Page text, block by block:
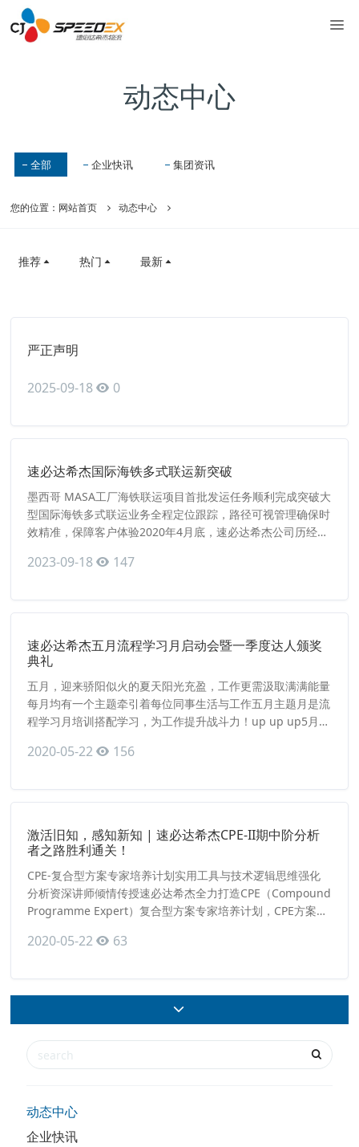
动态中心
全部 企业快讯 集团资讯
您的位置： 网站首页 动态中心
推荐 热门 最新
严正声明
2025-09-18 0
速必达希杰国际海铁多式联运新突破
墨西哥 MASA工厂海铁联运项目首批发运任务顺利完成突破大
型国际海铁多式联运业务全程定位跟踪，路径可视管理确保时
效精准，保障客户体验2020年4月底，速必达希杰公司历经数
谈判，直到最终成功中标，正式突破大型国际海铁多式联运业
5月3日开船， 5月18日到达美国LA港，从LA港接
2023-09-18 147
速必达希杰五月流程学习月启动会暨一季度达人颁奖
典礼
五月，迎来骄阳似火的夏天阳光充盈，工作更需汲取满满能量
每月均有一个主题牵引着每位同事生活与工作五月主题月是流
程学习月培训搭配学习，为工作提升战斗力！up up up5月
度达人颁奖典礼！双重仪式嗨爆全场一季度达人颁奖仪式公司
进、学先进”的良好氛围实现企业能力和经验的积累与
2020-05-22 156
激活旧知，感知新知 | 速必达希杰CPE-II期中阶分析
者之路胜利通关！
CPE-复合型方案专家培养计划实用工具与技术逻辑思维强化
分析资深讲师倾情传授速必达希杰全力打造CPE（Compound
Programme Expert）复合型方案专家培养计划，CPE方案专
量、高严格的系统性方案人才培养体系，从初阶、中阶、高阶
学员整个学习阶段。激活旧知，感知新知在CPE初阶
2020-05-22 63
动态中心
企业快讯